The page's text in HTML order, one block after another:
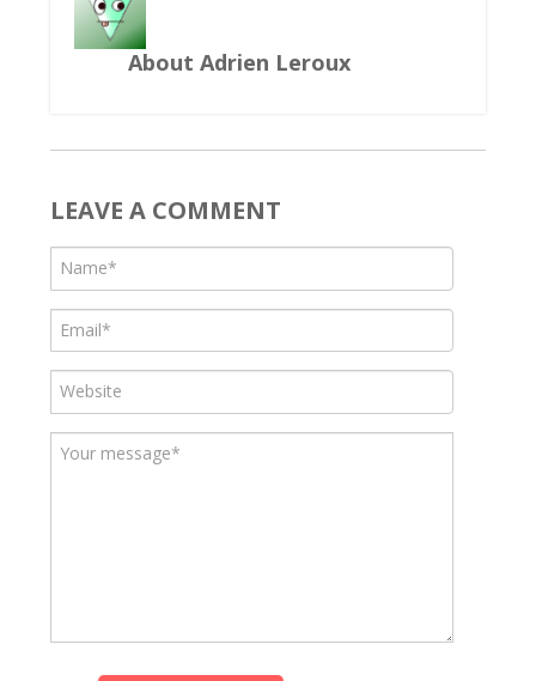
About Adrien Leroux
LEAVE A COMMENT